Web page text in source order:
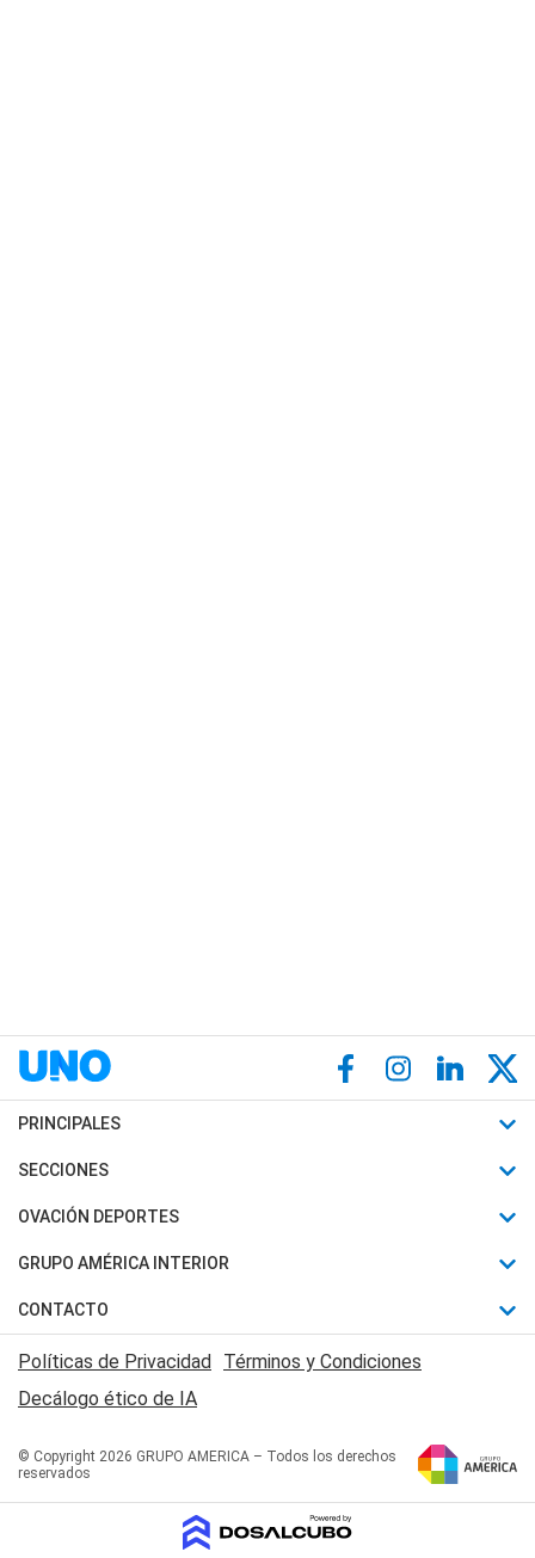
PRINCIPALES
Últimas Noticias
Política
Judiciales
Economia
SECCIONES
Horóscopo
Motores
Trucos caseros
Series y Películas
Edictos y Solicitadas
OVACIÓN DEPORTES
Fútbol
Mundial
Automovilismo
Rugby
Básquet
GRUPO AMÉRICA INTERIOR
Canal 7 en Vivo
San Juan 8
CONTACTO
Acerca de Nosotros
Contactanos
Políticas de Privacidad
Términos y Condiciones
Decálogo ético de IA
© Copyright 2026 GRUPO AMERICA – Todos los derechos
reservados